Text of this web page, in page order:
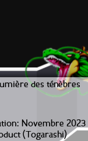
des ténèbres
Novembre 2023
(Togarashi)